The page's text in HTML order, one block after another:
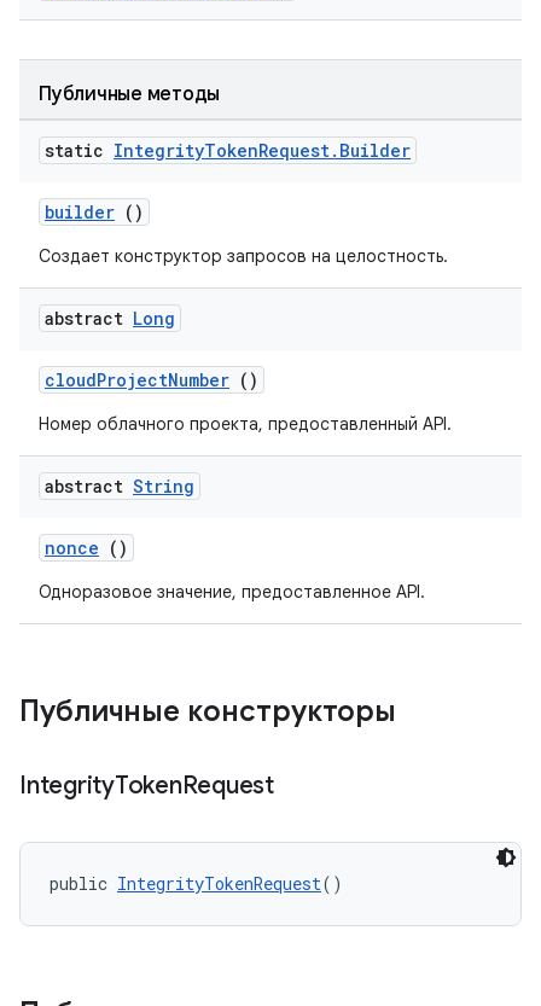
Публичные методы
static IntegrityTokenRequest. Builder
builder ()
Создает конструктор запросов на целостность.
abstract Long
cloudProjectNumber ()
Номер облачного проекта, предоставленный API.
abstract String
nonce ()
Одноразовое значение, предоставленное API.
Публичные конструкторы
IntegrityTokenRequest
public IntegrityTokenRequest()